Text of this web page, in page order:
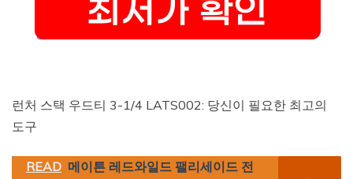
런처 스택 우드티 3-1/4 LATS002: 당신이 필요한 최고의
도구
READ 메이튼 레드와일드 팰리세이드 전